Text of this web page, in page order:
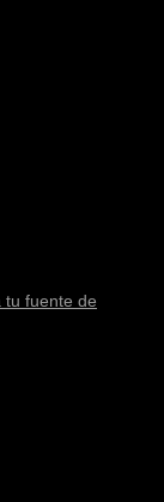
tu fuente de